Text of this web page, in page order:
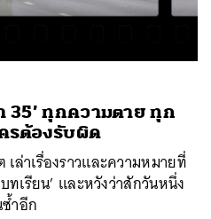
ทุกความตาย ทุก
รต้องรับผิด
าเรื่องราวและความหมายที่
เรียน’ และหวังว่าสักวันหนึ่ง
ำอีก